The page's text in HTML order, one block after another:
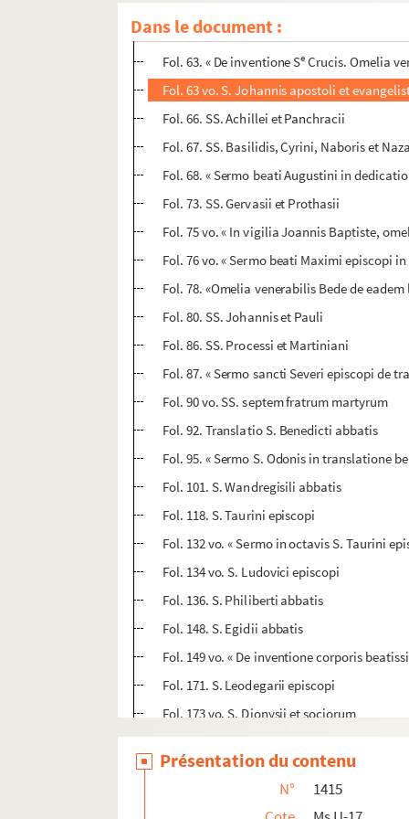
Dans le document :
Fol. 61. « Omelia beati Augustini de eadem
Fol. 61 vo. SS. Alexandri, Eventi et Theodoli
Fol. 63. « De inventione Se Crucis. Omelia
Fol. 63 vo. S. Johannis apostoli et
Fol. 66. SS. Achillei et Panchracii
Fol. 67. SS. Basilidis, Cyrini, Naboris et
Fol. 68. « Sermo beati Augustini in
Fol. 73. SS. Gervasii et Prothasii
Fol. 75 vo. « In vigilia Joannis Baptiste,
Fol. 76 vo. « Sermo beati Maximi episcopi
Fol. 78. «Omelia venerabilis Bede de
Fol. 80. SS. Johannis et Pauli
Fol. 86. SS. Processi et Martiniani
Fol. 87. « Sermo sancti Severi episcopi de
Fol. 90 vo. SS. septem fratrum martyrum
Fol. 92. Translatio S. Benedicti abbatis
Fol. 95. « Sermo S. Odonis in translatione
Fol. 101. S. Wandregisili abbatis
Fol. 118. S. Taurini episcopi
Fol. 132 vo. « Sermo in octavis S. Taurini
Fol. 134 vo. S. Ludovici episcopi
Fol. 136. S. Philiberti abbatis
Fol. 148. S. Egidii abbatis
Fol. 149 vo. « De inventione corporis
Fol. 171. S. Leodegarii episcopi
Fol. 173 vo. S. Dionysii et sociorum
Fol. 177 vo. SS. Nigasii, Quirini et Scuviculi
Fol. 180 vo. « de S. Wulfranno »
Fol. 182 vo. « Revelatio S. Michaelis
Présentation du contenu
N°
1415